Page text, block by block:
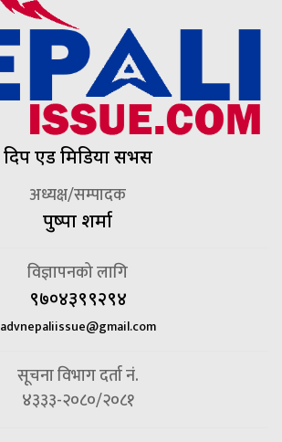
दिप एड मिडिया सर्भिस
अध्यक्ष/सम्पादक
पुष्पा शर्मा
विज्ञापनको लागि
९७०४३९९२९४
advnepaliissue@gmail.com
सूचना विभाग दर्ता नं.
४३३३-२०८०/२०८१